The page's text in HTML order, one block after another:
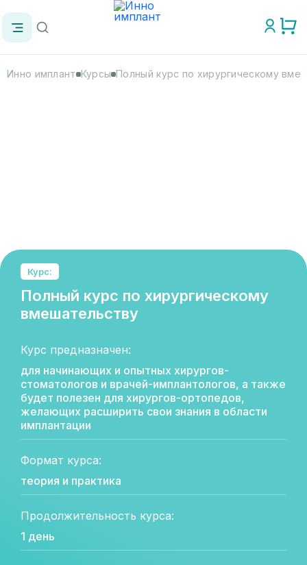
Инно имплант Курсы Полный курс по хирургическому
Курс:
Полный курс по хирургическому
вмешательству
Курс предназначен:
для начинающих и опытных хирургов-
стоматологов и врачей-имплантологов, а также
будет полезен для хирургов-ортопедов,
желающих расширить свои знания в области
имплантации
Формат курса:
теория и практика
Продолжительность курса:
1 день